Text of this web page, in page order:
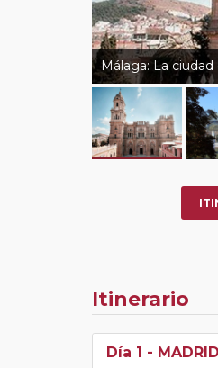
Málaga: La
Itinerario
Día 1 -